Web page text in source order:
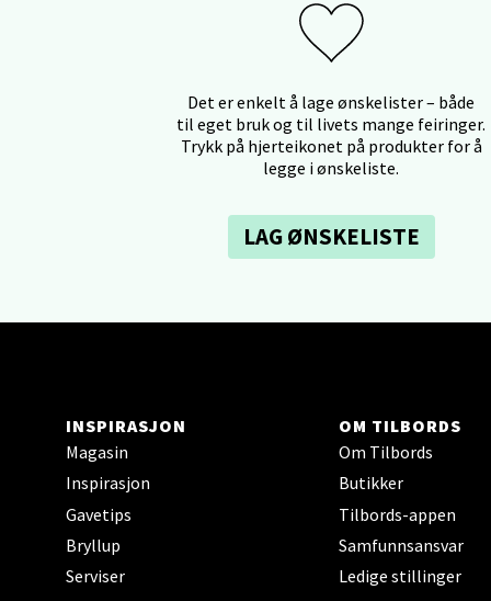
Det er enkelt å lage ønskelister – både
til eget bruk og til livets mange feiringer.
Trykk på hjerteikonet på produkter for å
legge i ønskeliste.
LAG ØNSKELISTE
INSPIRASJON
Magasin
Inspirasjon
Gavetips
Bryllup
Serviser
OM TILBORDS
Om Tilbords
Butikker
Tilbords-appen
Samfunnsansvar
Ledige stillinger
Åpent i